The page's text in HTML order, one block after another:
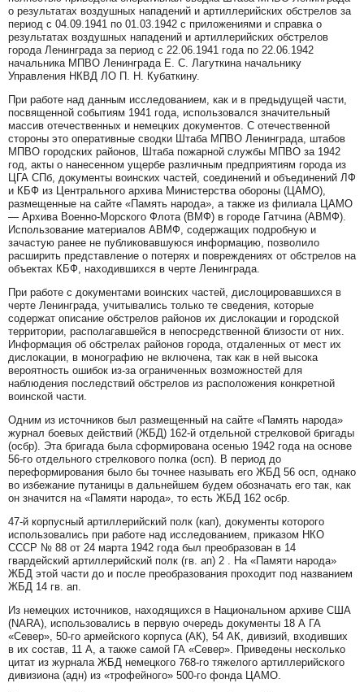
о результатах воздушных нападений и артиллерийских обстрелов за
период с 04.09.1941 по 01.03.1942 с приложениями и справка о
результатах воздушных нападений и артиллерийских обстрелов
города Ленинграда за период с 22.06.1941 года по 22.06.1942
начальника МПВО Ленинграда Е. С. Лагуткина начальнику
Управления НКВД ЛО П. Н. Кубаткину.
При работе над данным исследованием, как и в предыдущей части,
посвященной событиям 1941 года, использовался значительный
массив отечественных и немецких документов. С отечественной
стороны это оперативные сводки Штаба МПВО Ленинграда, штабов
МПВО городских районов, Штаба пожарной службы МПВО за 1942
год, акты о нанесенном ущербе различным предприятиям города из
ЦГА СПб, документы воинских частей, соединений и объединений ЛФ
и КБФ из Центрального архива Министерства обороны (ЦАМО),
размещенные на сайте «Память народа», а также из филиала ЦАМО
— Архива Военно-Морского Флота (ВМФ) в городе Гатчина (АВМФ).
Использование материалов АВМФ, содержащих подробную и
зачастую ранее не публиковавшуюся информацию, позволило
расширить представление о потерях и повреждениях от обстрелов на
объектах КБФ, находившихся в черте Ленинграда.
При работе с документами воинских частей, дислоцировавшихся в
черте Ленинграда, учитывались только те сведения, которые
содержат описание обстрелов районов их дислокации и городской
территории, располагавшейся в непосредственной близости от них.
Информация об обстрелах районов города, отдаленных от мест их
дислокации, в монографию не включена, так как в ней высока
вероятность ошибок из-за ограниченных возможностей для
наблюдения последствий обстрелов из расположения конкретной
воинской части.
Одним из источников был размещенный на сайте «Память народа»
журнал боевых действий (ЖБД) 162-й отдельной стрелковой бригады
(осбр). Эта бригада была сформирована осенью 1942 года на основе
56-го отдельного стрелкового полка (осп). В период до
переформирования было бы точнее называть его ЖБД 56 осп, однако
во избежание путаницы в дальнейшем будем обозначать его так, как
он значится на «Памяти народа», то есть ЖБД 162 осбр.
47-й корпусный артиллерийский полк (кап), документы которого
использовались при работе над исследованием, приказом НКО
СССР № 88 от 24 марта 1942 года был преобразован в 14
гвардейский артиллерийский полк (гв. ап) 2 . На «Памяти народа»
ЖБД этой части до и после преобразования проходит под названием
ЖБД 14 гв. ап.
Из немецких источников, находящихся в Национальном архиве США
(NARA), использовались в первую очередь документы 18 А ГА
«Север», 50-го армейского корпуса (АК), 54 АК, дивизий, входивших
в их состав, 11 А, а также самой ГА «Север». Приведены несколько
цитат из журнала ЖБД немецкого 768-го тяжелого артиллерийского
дивизиона (адн) из «трофейного» 500-го фонда ЦАМО.